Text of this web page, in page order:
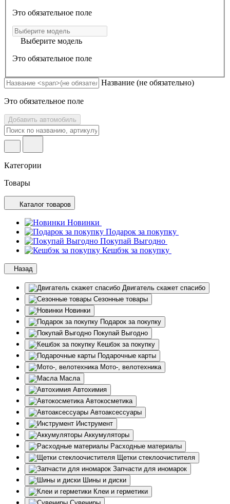
Это обязательное поле
Выберите модель
Это обязательное поле
Название (не обязательно)
Это обязательное поле
Добавить автомобиль
Категории
Товары
Каталог товаров
Новинки
Подарок за покупку
Покупай Выгодно
Кешбэк за покупку
Назад
Двигатель скажет спасибо
Сезонные товары
Новинки
Подарок за покупку
Покупай Выгодно
Кешбэк за покупку
Подарочные карты
Мото-, велотехника
Масла
Автохимия
Автокосметика
Автоаксессуары
Инструмент
Аккумуляторы
Расходные материалы
Щетки стеклоочистителя
Запчасти для иномарок
Шины и диски
Клеи и герметики